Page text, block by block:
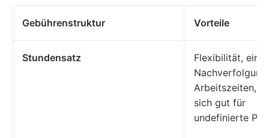
Gebührenstruktur Vorteile
Stundensatz
Flexibilität,
Arbeitszeiten,
sich gut für
undefinierte